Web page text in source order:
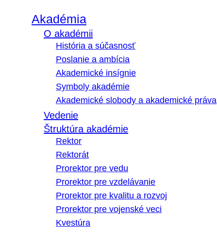
Akadémia
O akadémii
História a súčasnosť
Poslanie a ambícia
Akademické insígnie
Symboly akadémie
Akademické slobody a akademické práva
Vedenie
Štruktúra akadémie
Rektor
Rektorát
Prorektor pre vedu
Prorektor pre vzdelávanie
Prorektor pre kvalitu a rozvoj
Prorektor pre vojenské veci
Kvestúra